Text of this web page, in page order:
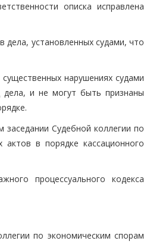
описка исправлена
дела, установленных судами, что
нарушениях судами
дела, и не могут быть признаны
Судебной коллегии по
в порядке кассационного
процессуального кодекса
по экономическим спорам